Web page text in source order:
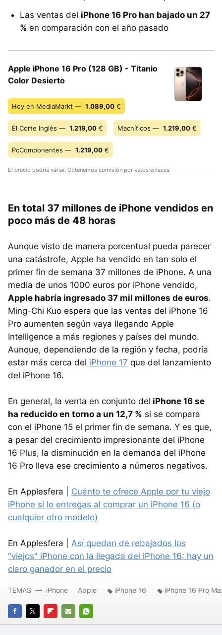
Las ventas del iPhone 16 Pro han bajado un 27
% en comparación con el año pasado
Apple iPhone 16 Pro (128 GB) - Titanio
Color Desierto
Hoy en MediaMarkt — 1.089,00 €
El Corte Inglés — 1.219,00 € Macníficos — 1.219,00 €
PcComponentes — 1.219,00 €
El precio podría variar. Obtenemos comisión por estos enlaces
En total 37 millones de iPhone vendidos en
poco más de 48 horas
Aunque visto de manera porcentual pueda parecer
una catástrofe, Apple ha vendido en tan solo el
primer fin de semana 37 millones de iPhone. A una
media de unos 1000 euros por iPhone vendido,
Apple habría ingresado 37 mil millones de euros.
Ming-Chi Kuo espera que las ventas del iPhone 16
Pro aumenten según vaya llegando Apple
Intelligence a más regiones y países del mundo.
Aunque, dependiendo de la región y fecha, podría
estar más cerca del iPhone 17 que del lanzamiento
del iPhone 16.
En general, la venta en conjunto del iPhone 16 se
ha reducido en torno a un 12,7 % si se compara
con el iPhone 15 el primer fin de semana. Y es que,
a pesar del crecimiento impresionante del iPhone
16 Plus, la disminución en la demanda del iPhone
16 Pro lleva ese crecimiento a números negativos.
En Applesfera | Cuánto te ofrece Apple por tu viejo
iPhone si lo entregas al comprar un iPhone 16 (o
cualquier otro modelo)
En Applesfera | Así quedan de rebajados los
"viejos" iPhone con la llegada del iPhone 16: hay un
claro ganador en el precio
FACEBOOK
TWITTERFLIPBOARD
E-
WHATSAPP
TEMAS iPhone Apple iPhone 16 iPhone 16 Pro